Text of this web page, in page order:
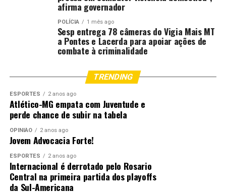
afirma governador
POLÍCIA 1 mês ago
Sesp entrega 78 câmeras do Vigia Mais MT
a Pontes e Lacerda para apoiar ações de
combate à criminalidade
TRENDING
ESPORTES 2 anos ago
Atlético-MG empata com Juventude e
perde chance de subir na tabela
OPINIÃO 2 anos ago
Jovem Advocacia Forte!
ESPORTES 2 anos ago
Internacional é derrotado pelo Rosario
Central na primeira partida dos playoffs
da Sul-Americana